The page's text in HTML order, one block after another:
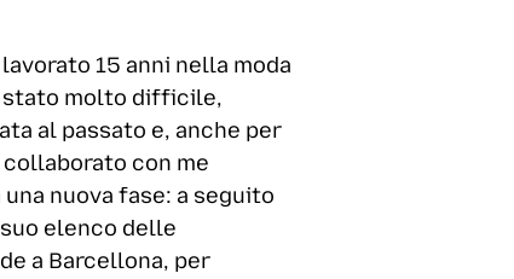
15 anni nella moda
stato molto difficile,
al passato e, anche per
con me
nuova fase: a seguito
elenco delle
a Barcellona, per